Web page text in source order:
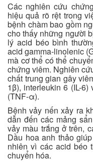
Các nghiên cứu
hiệu quả rõ rệt trong
bệnh chàm bao gồm
cho thấy những người
lý acid béo bình
acid gamma-linolenic
mà cơ thể có thể
chứng viêm. Nghiên
chất trung gian gây
1β), interleukin 6 (IL-
(TNF-α).
Bệnh vảy nến xảy ra
dẫn đến các mảng
vảy màu trắng ở trên,
Dầu hoa anh thảo
nhiên vì các acid béo
chuyển hóa.